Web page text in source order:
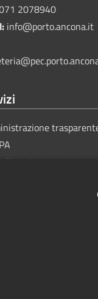
2078940
info@porto.ancona.it
Unico